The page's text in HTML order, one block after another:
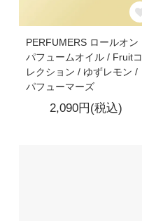
PERFUMERS ロールオン
パフュームオイル / Fruitコ
レクション / ゆずレモン /
パフューマーズ
2,090円(税込)